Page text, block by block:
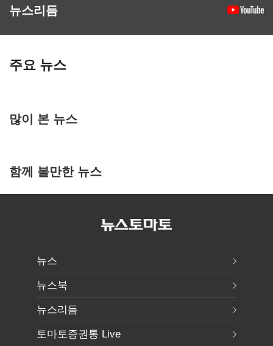
뉴스리듬
주요 뉴스
많이 본 뉴스
함께 볼만한 뉴스
뉴스
뉴스북
뉴스리듬
토마토증권통 Live